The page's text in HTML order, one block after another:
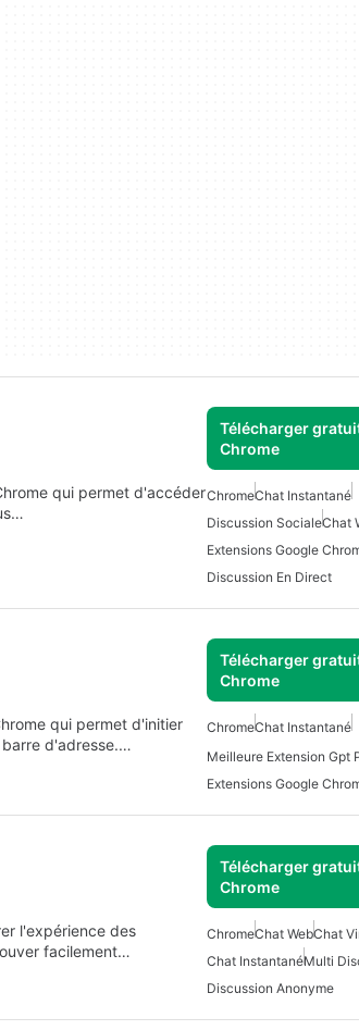
Télécharger
Chrome
qui permet d'accéderChromeChat Instantané
Discussion SocialeChat
Extensions Google
Discussion En Direct
Télécharger
Chrome
qui permet d'initier
d'adresse.…
ChromeChat Instantané
Meilleure Extension Gpt
Extensions Google
Télécharger
Chrome
l'expérience des
facilement…
ChromeChat WebChat
Chat InstantanéMulti
Discussion Anonyme